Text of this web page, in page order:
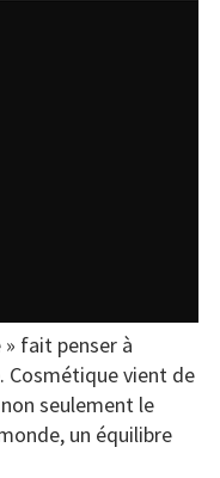
fait penser à
Cosmétique vient de
seulement le
un équilibre